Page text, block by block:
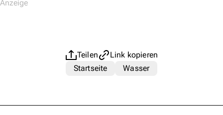
Teilen
Link kopieren
Startseite
Wasser